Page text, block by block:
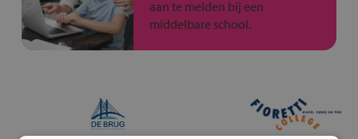
aan te melden bij een
middelbare school.